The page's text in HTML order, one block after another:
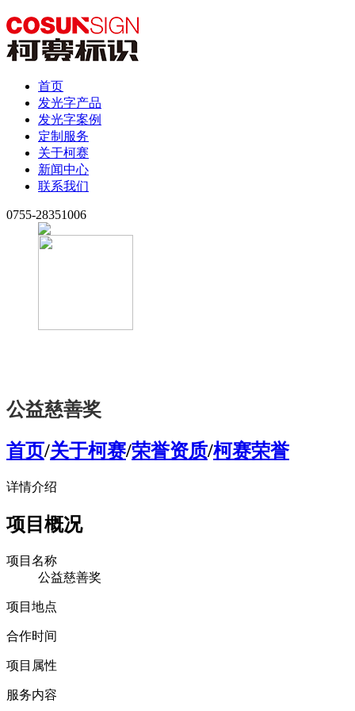
首页
发光字产品
发光字案例
定制服务
关于柯赛
新闻中心
联系我们
0755-28351006
公益慈善奖
首页/关于柯赛/荣誉资质/柯赛荣誉
详情介绍
项目概况
项目名称
公益慈善奖
项目地点
合作时间
项目属性
服务内容